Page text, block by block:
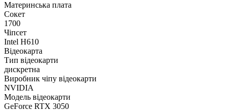
Материнська плата
Сокет
1700
Чіпсет
Intel H610
Відеокарта
Тип відеокарти
дискретна
Виробник чіпу відеокарти
NVIDIA
Модель відеокарти
GeForce RTX 3050